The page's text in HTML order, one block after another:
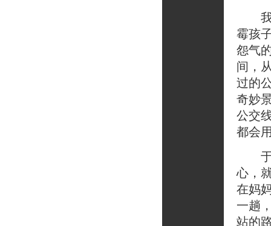
我
霉孩
怨气
间，
过的
奇妙
公交
都会
于
心，
在妈
一趟
站的